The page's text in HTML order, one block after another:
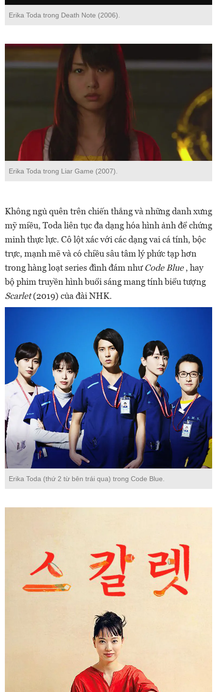
Erika Toda trong Death Note (2006).
Erika Toda trong Liar Game (2007).
Không ngủ quên trên chiến thắng và những danh xưng
mỹ miều, Toda liên tục đa dạng hóa hình ảnh để chứng
minh thực lực. Cô lột xác với các dạng vai cá tính, bộc
trực, mạnh mẽ và có chiều sâu tâm lý phức tạp hơn
trong hàng loạt series đình đám nhưCode Blue, hay
bộ phim truyền hình buổi sáng mang tính biểu tượng
Scarlet(2019) của đài NHK.
Erika Toda (thứ 2 từ bên trái qua) trong Code Blue.